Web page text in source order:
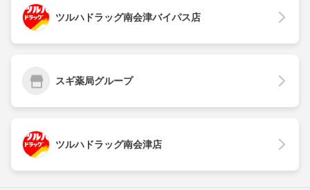
ツルハドラッグ南会津バイパス店
スギ薬局グループ
ツルハドラッグ南会津店